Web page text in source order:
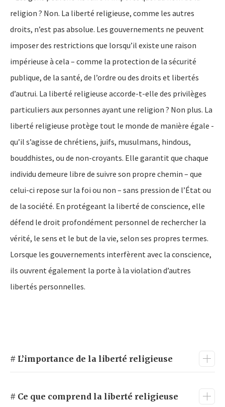
religion ? Non. La liberté religieuse, comme les autres
droits, n’est pas absolue. Les gouvernements ne peuvent
imposer des restrictions que lorsqu’il existe une raison
impérieuse à cela – comme la protection de la sécurité
publique, de la santé, de l’ordre ou des droits et libertés
d’autrui. La liberté religieuse accorde-t-elle des privilèges
particuliers aux personnes ayant une religion ? Non plus. La
liberté religieuse protège tout le monde de manière égale -
qu’il s’agisse de chrétiens, juifs, musulmans, hindous,
bouddhistes, ou de non-croyants. Elle garantit que chaque
individu demeure libre de suivre son propre chemin – que
celui-ci repose sur la foi ou non – sans pression de l’État ou
de la société. En protégeant la liberté de conscience, elle
défend le droit profondément personnel de rechercher la
vérité, le sens et le but de la vie, selon ses propres termes.
Lorsque les gouvernements interfèrent avec la conscience,
ils ouvrent également la porte à la violation d’autres
libertés personnelles.
# L’importance de la liberté religieuse
société libre et juste. Sa valeur s’étend à tous – croyants
# Ce que comprend la liberté religieuse